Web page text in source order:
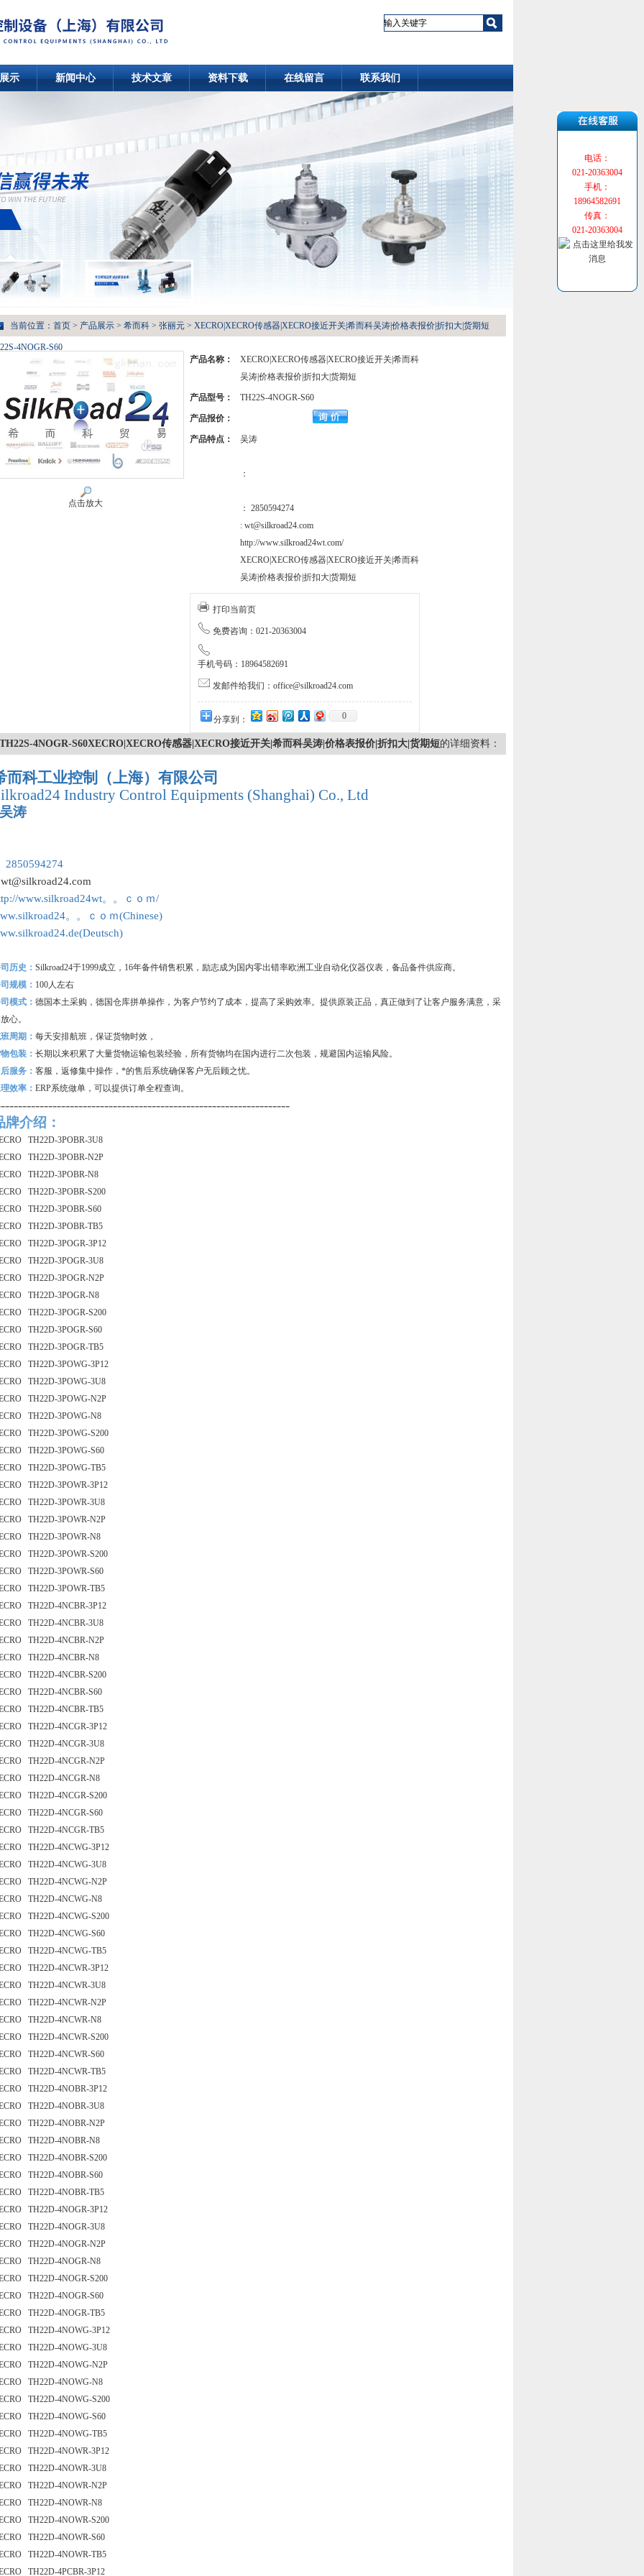
示 新闻中心 技术文章 资料下载 在线留言 联系我们
当前位置： 首页 > 产品展示 > 希而科 > 张丽元 > XECRO|XECRO传感器|XECRO接近开关|希而科吴涛|价格表报价|折扣大|货期短
4NOGR-S60
点击放大
产品名称：
XECRO|XECRO传感器|XECRO接近开关|希而科
吴涛|价格表报价|折扣大|货期短
产品型号： TH22S-4NOGR-S60
产品报价：
产品特点： 吴涛
：
： 2850594274
: wt@silkroad24.com
http://www.silkroad24wt.com/
XECRO|XECRO传感器|XECRO接近开关|希而科
吴涛|价格表报价|折扣大|货期短
打印当前页
免费咨询：021-20363004
手机号码：18964582691
发邮件给我们：office@silkroad24.com
分享到： 0
TH22S-4NOGR-S60XECRO|XECRO传感器|XECRO接近开关|希而科吴涛|价格表报价|折扣大|货期短的详细资料：
而科工业控制（上海）有限公司
Industry Control Equipments (Shanghai) Co., Ltd
吴涛
2850594274
wt@silkroad24.com
www.silkroad24wt。。ｃｏｍ/
。。ｃｏｍ(Chinese)
历史： Silkroad24于1999成立，16年备件销售积累，励志成为国内零出错率欧洲工业自动化仪器仪表，备品备件供应商。
规模： 100人左右
模式： 德国本土采购，德国仓库拼单操作，为客户节约了成本，提高了采购效率。提供原装正品，真正做到了让客户服务满意，采
心。
周期： 每天安排航班，保证货物时效，
包装： 长期以来积累了大量货物运输包装经验，所有货物均在国内进行二次包装，规避国内运输风险。
服务： 客服，返修集中操作，*的售后系统确保客户无后顾之忧。
效率： ERP系统做单，可以提供订单全程查询。
牌介绍：
TH22D-3POBR-3U8
TH22D-3POBR-N2P
TH22D-3POBR-N8
TH22D-3POBR-S200
TH22D-3POBR-S60
TH22D-3POBR-TB5
TH22D-3POGR-3P12
TH22D-3POGR-3U8
TH22D-3POGR-N2P
TH22D-3POGR-N8
TH22D-3POGR-S200
TH22D-3POGR-S60
TH22D-3POGR-TB5
TH22D-3POWG-3P12
TH22D-3POWG-3U8
TH22D-3POWG-N2P
TH22D-3POWG-N8
TH22D-3POWG-S200
TH22D-3POWG-S60
TH22D-3POWG-TB5
TH22D-3POWR-3P12
TH22D-3POWR-3U8
TH22D-3POWR-N2P
TH22D-3POWR-N8
TH22D-3POWR-S200
TH22D-3POWR-S60
TH22D-3POWR-TB5
TH22D-4NCBR-3P12
TH22D-4NCBR-3U8
TH22D-4NCBR-N2P
TH22D-4NCBR-N8
TH22D-4NCBR-S200
TH22D-4NCBR-S60
TH22D-4NCBR-TB5
TH22D-4NCGR-3P12
TH22D-4NCGR-3U8
TH22D-4NCGR-N2P
TH22D-4NCGR-N8
TH22D-4NCGR-S200
TH22D-4NCGR-S60
TH22D-4NCGR-TB5
TH22D-4NCWG-3P12
TH22D-4NCWG-3U8
TH22D-4NCWG-N2P
TH22D-4NCWG-N8
TH22D-4NCWG-S200
TH22D-4NCWG-S60
TH22D-4NCWG-TB5
TH22D-4NCWR-3P12
TH22D-4NCWR-3U8
TH22D-4NCWR-N2P
TH22D-4NCWR-N8
TH22D-4NCWR-S200
TH22D-4NCWR-S60
TH22D-4NCWR-TB5
TH22D-4NOBR-3P12
TH22D-4NOBR-3U8
TH22D-4NOBR-N2P
TH22D-4NOBR-N8
TH22D-4NOBR-S200
TH22D-4NOBR-S60
TH22D-4NOBR-TB5
TH22D-4NOGR-3P12
TH22D-4NOGR-3U8
TH22D-4NOGR-N2P
TH22D-4NOGR-N8
TH22D-4NOGR-S200
TH22D-4NOGR-S60
TH22D-4NOGR-TB5
TH22D-4NOWG-3P12
TH22D-4NOWG-3U8
TH22D-4NOWG-N2P
TH22D-4NOWG-N8
TH22D-4NOWG-S200
TH22D-4NOWG-S60
TH22D-4NOWG-TB5
TH22D-4NOWR-3P12
TH22D-4NOWR-3U8
TH22D-4NOWR-N2P
TH22D-4NOWR-N8
TH22D-4NOWR-S200
TH22D-4NOWR-S60
TH22D-4NOWR-TB5
TH22D-4PCBR-3P12
电话：
021-20363004
手机：
18964582691
传真：
021-20363004